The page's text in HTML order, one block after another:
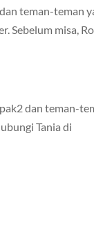
teman-teman
Sebelum misa,
dan teman-
Tania di